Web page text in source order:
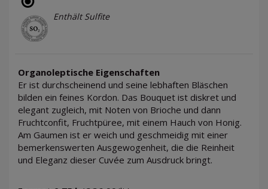
Enthält Sulfite
Organoleptische Eigenschaften
Er ist durchscheinend und seine lebhaften Bläschen
bilden ein feines Kordon. Das Bouquet ist diskret und
elegant zugleich, mit Noten von Brioche und dann
Fruchtconfit, Fruchtpüree, mit einem Hauch von Honig.
Am Gaumen ist er weich und geschmeidig mit einer
bemerkenswerten Ausgewogenheit, die die Reinheit
und Eleganz dieser Cuvée zum Ausdruck bringt.